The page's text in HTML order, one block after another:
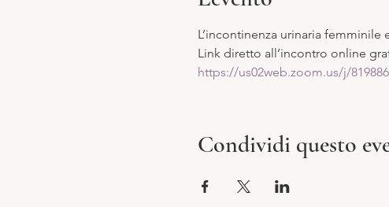
L’incontinenza urinaria
Link diretto all’incontro online
https://us02web.zoom.us/j/
Condividi questo